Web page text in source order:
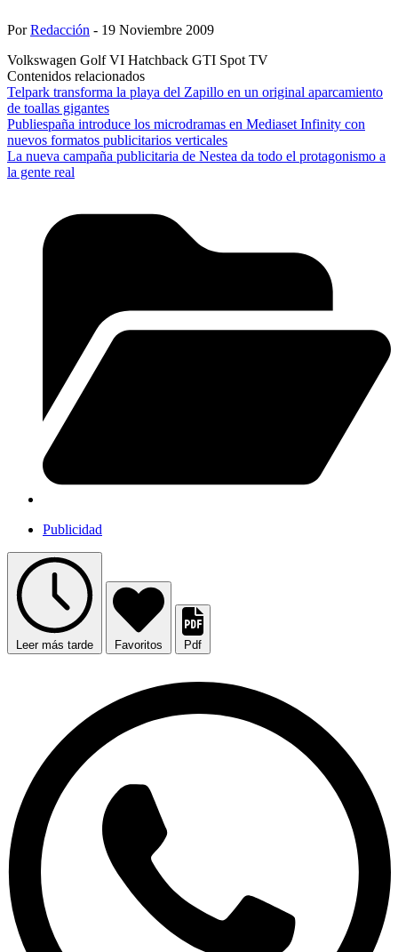
PorRedacción - 19 Noviembre 2009
Volkswagen Golf VI Hatchback GTI Spot TV
Contenidos relacionados
Telpark transforma la playa del Zapillo en un original aparcamiento
de toallas gigantes
Publiespaña introduce los microdramas en Mediaset Infinity con
nuevos formatos publicitarios verticales
La nueva campaña publicitaria de Nestea da todo el protagonismo a
la gente real
Publicidad
Leer más tarde Favoritos Pdf